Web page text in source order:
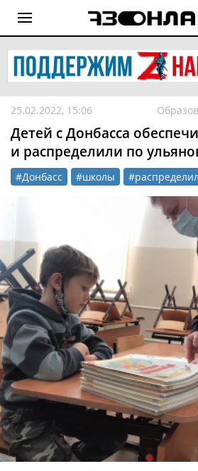
25.02.2022, 15:06
Детей с Донбасса
и распределили по
#Донбасс #школы